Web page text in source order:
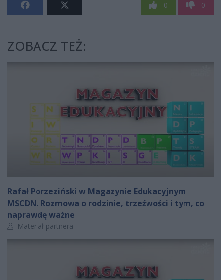
0 0
ZOBACZ TEŻ:
Rafał Porzeziński w Magazynie Edukacyjnym
MSCDN. Rozmowa o rodzinie, trzeźwości i tym, co
naprawdę ważne
Autor artykułu:
Materiał partnera